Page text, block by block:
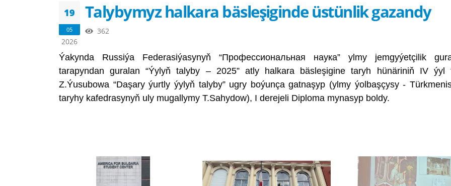
19
05
2026
Talybymyz halkara bäsleşiginde üstünlik gazandy
362
Ýakynda Russiýa Federasiýasynyň “Профессиональная наука” ylmy jemgyýetçilik
tarapyndan guralan “Ýylyň talyby – 2025” atly halkara bäsleşigine taryh hünäriniň IV ýyl
Z.Ýusubowa “Daşary ýurtly ýylyň talyby” ugry boýunça gatnaşyp (ylmy ýolbaşçysy -
taryhy kafedrasynyň uly mugallymy T.Sahydow), I derejeli Diploma mynasyp boldy.